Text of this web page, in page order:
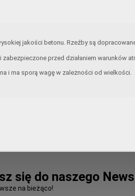
jakości betonu. Rzeźby są
zabezpieczone przed działaniem warunków
i ma sporą wagę w zależności od wielkości.
się do naszego
na bieżąco!